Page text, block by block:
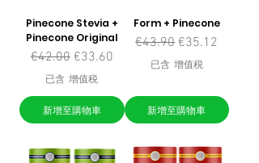
Pinecone Stevia +
Pinecone Original
一般價格
€42.00 促銷價格
€33.60
已含 增值税
新增至購物車
Form + Pinecone
一般價格
€43.90 促銷價格
€35.12
已含 增值税
新增至購物車